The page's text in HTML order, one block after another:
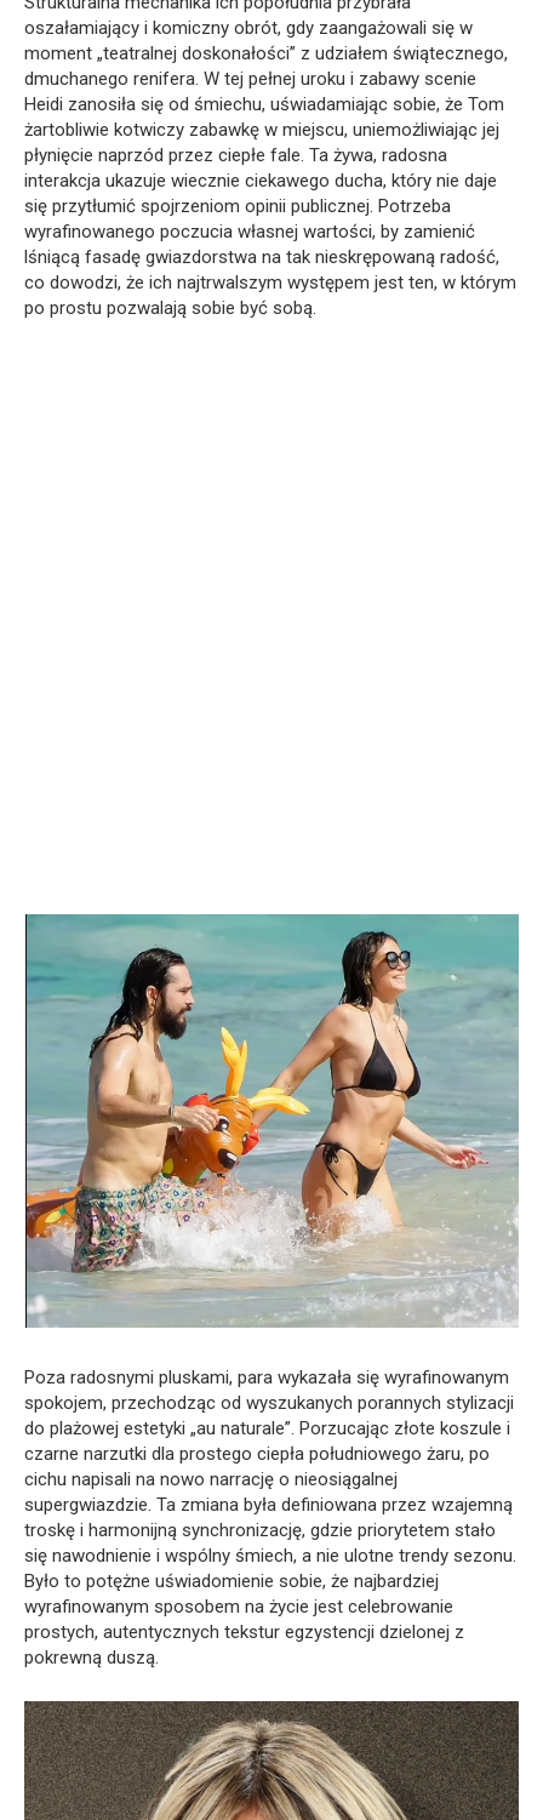
oszałamiający i komiczny obrót, gdy zaangażowali się w
moment „teatralnej doskonałości” z udziałem świątecznego,
dmuchanego renifera. W tej pełnej uroku i zabawy scenie
Heidi zanosiła się od śmiechu, uświadamiając sobie, że Tom
żartobliwie kotwiczy zabawkę w miejscu, uniemożliwiając jej
płynięcie naprzód przez ciepłe fale. Ta żywa, radosna
interakcja ukazuje wiecznie ciekawego ducha, który nie daje
się przytłumić spojrzeniom opinii publicznej. Potrzeba
wyrafinowanego poczucia własnej wartości, by zamienić
lśniącą fasadę gwiazdorstwa na tak nieskrępowaną radość,
co dowodzi, że ich najtrwalszym występem jest ten, w którym
po prostu pozwalają sobie być sobą.
Poza radosnymi pluskami, para wykazała się wyrafinowanym
spokojem, przechodząc od wyszukanych porannych stylizacji
do plażowej estetyki „au naturale”. Porzucając złote koszule i
czarne narzutki dla prostego ciepła południowego żaru, po
cichu napisali na nowo narrację o nieosiągalnej
supergwiazdzie. Ta zmiana była definiowana przez wzajemną
troskę i harmonijną synchronizację, gdzie priorytetem stało
się nawodnienie i wspólny śmiech, a nie ulotne trendy sezonu.
Było to potężne uświadomienie sobie, że najbardziej
wyrafinowanym sposobem na życie jest celebrowanie
prostych, autentycznych tekstur egzystencji dzielonej z
pokrewną duszą.